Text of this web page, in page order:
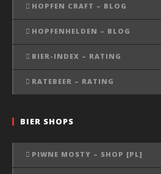
HOPFEN CRAFT – BLOG
HOPFENHELDEN – BLOG
BIER-INDEX – RATING
RATEBEER – RATING
BIER SHOPS
PIWNE MOSTY – SHOP [PL]